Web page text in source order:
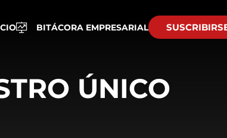
BITÁCORA EMPRESARIAL
ÚNICO